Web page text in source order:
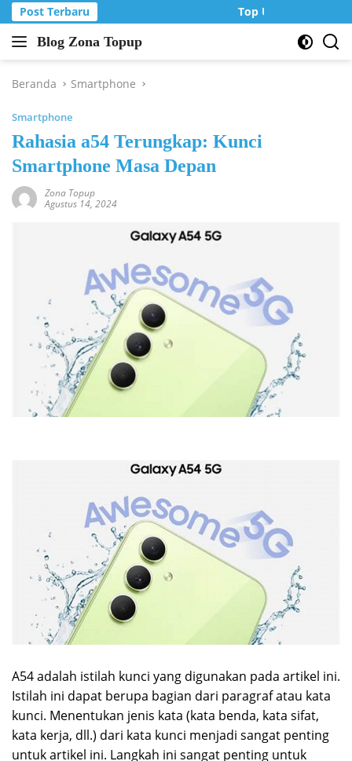
Langsung
ke
konten
Post Terbaru Top Up Murah di
Blog Zona Topup
Tips
Trik
game
online
Beranda Smartphone
Smartphone
Rahasia a54 Terungkap: Kunci
Smartphone Masa Depan
Zona Topup
Agustus 14, 2024
A54 adalah istilah kunci yang digunakan pada artikel ini.
Istilah ini dapat berupa bagian dari paragraf atau kata
kunci. Menentukan jenis kata (kata benda, kata sifat,
kata kerja, dll.) dari kata kunci menjadi sangat penting
untuk artikel ini. Langkah ini sangat penting untuk